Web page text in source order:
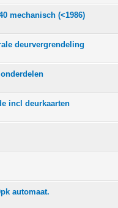
mechanisch (<1986)
deurvergrendeling
incl deurkaarten
automaat.